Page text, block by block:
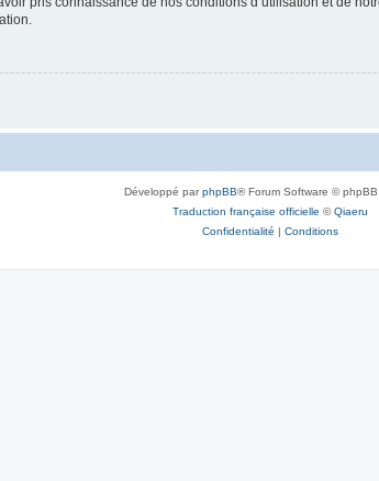
Développé parphpBB® Forum Software © phpBB
Traduction française officielle ©Qiaeru
Confidentialité | Conditions